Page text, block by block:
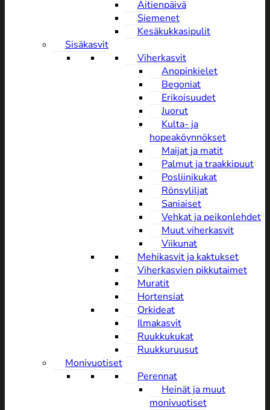
Äitienpäivä
Siemenet
Kesäkukkasipulit
Sisäkasvit
Viherkasvit
Anopinkielet
Begoniat
Erikoisuudet
Juorut
Kulta- ja
hopeaköynnökset
Maijat ja matit
Palmut ja traakkipuut
Posliinikukat
Rönsyliljat
Saniaiset
Vehkat ja peikonlehdet
Muut viherkasvit
Viikunat
Mehikasvit ja kaktukset
Viherkasvien pikkutaimet
Muratit
Hortensiat
Orkideat
Ilmakasvit
Ruukkukukat
Ruukkuruusut
Monivuotiset
Perennat
Heinät ja muut
monivuotiset